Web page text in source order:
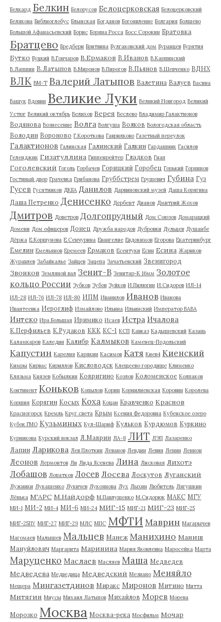
Белкард Белкин Белорусов Белоцерковская Белоцерковский
Белякова Библиоглобус Блынская Богданов Богоявление Болгария Болшево
Большой Афанасьевский Борис Боряна Росса Босс Сорокин Братовка
Братцево Бредбери Бритвина Булгаковский дом Буранцев Бурятия
Бутко Буцкий В.Гончаров В.Ермаков В.Иванов В.Карпинский
В.Лапшин В.Латыпов В.Миронов В.Пирогов В.Пьянов В.Шевченко ВДНХ
ВЛК ВМ-Т Валерий Латыпов Валетина Валуев Васина
Ващук Вдовин Великие Луки Великий Новгород Великий
Устюг Великий октябрь Велихов Верея Веслево Владимир Галактионов
Водянова Вознесение Волга Волгуша Волков Вологодская область
Володин Вороново Г.Короткова Гаврилково Газетный переулок
Галактионов Галинская Галинский Галкин Гардашник Гасилов
Геленджик Гизатуллина Гиппенрейтер Гладков Гнап
Гоголевский Гоголь Горбачев Горицкий Горобец Горький Горяинов
Гостиный двор Грачевка Грибанова Груббстрем Грушевич Губина Гуз
Гусев Гусятников ДКБА Данилов Дарвиновский музей Даша Корягина
Даша Петренко Денисенко Дербент Дианов Дмитрий Жохов
Дмитров Доветров Долгопрудный Дом Союзов Домарацкий
Домени Дом офицеров Донец Дружба народов Дубровки Дульцев Душанбе
Дёржа Е.Коршунова Е.Сенчурина Евангелие Евдокимов Егорова Екатеринбург
Емелин Емельянов Еремеев Ермаков Есентуки Есин Есина Жариков
Журавлев Забайкалье Зайцев Зацепа Зачатьевский Звенигород
Звонков Земляной вал Зенит-В Зенитар-К 16мм Золотое
кольцо России Зубков Зубов Зуйков И.Пилюгин И.Сидоров ИЛ-14
ИЛ-28 ИЛ-76 ИЛ-78 ИЛ-80 ИПМ Иванилов Иванов Иванова
Ивантеевка Иероглиф Измайлово Ильина Ильинский Император ВАВА
Интеко Ира Большая Иримико Исаев Истра Ичалова
К.Перфильев К.Рудаков ККК КС-1 КСП Кавказ Кадышевский Казань
Каламкаров Каледин Калибр Калмыков Каменец-Подольский
Капустин Карелия Карякин Касимов Катя Киев4 Киенский
Кимры Кирвас Кириллов Кисловодск Клещеево городище Клименко
Клязьма Князев Кобылкин Ковригино Козлов Коломенское Колпаков
Континент Коньков Копылов Корин Корнилиевская Коровин Королева
Коршия Корягин Косых Коха Коцан Кравченко Краснов
Красногорск Кремль Круг света Крым Ксения Федоровна Кубенское озеро
Кубок ГМО Кузьминых Кул-Шариф Кульков Курдюмов Куркино
Курникова Курский вокзал Л.Маврин ЛА-8 ЛИТ ЛЭП Лазаренко
Лапин Ларикова Лев Плоткин Леванов Левдин Левин Ленин Леннон
Леонов Лермонтов Ли Лида Ясенева Лина Лисковая Лихотэ
Лобашов Лопатков Лосев Лосева Лоскутов Луганский
Лужники Лукашенко Лукичев Лукоянова Лух Лыхин Любитель Лягушкин
Лёнька М'АРС М.Найдорф М.Павлушенко М.Сидорюк МАКС МГУ
МИ-1 МИ-2 МИ-4 МИ-6 МИ-24 МИГ-15 МИГ-21 МИГ-23 МИГ-25
МИГ-25ПУ МИГ-27 МИГ-29 МЛС МПС МФТИ Маврин Магарычев
Магомаев Малышев Мальцев Манеж Манихино Маниш
Мануйлович Маргарита Маринина Мария Яковлевна Маросейка Марта
Маруценко Маслаев Масляев Маша Медведев
Медведева Медведица Медведский Мезиано Меняйло
Мещера Мингазетдинов Миракс Миронов Митино Митта
Митягин Миусы Михаил Латыпов Михайлов Морев Морева
Морозко Москва Москва-река Мосфильм Мочар